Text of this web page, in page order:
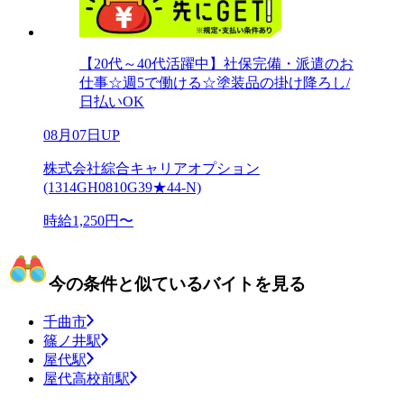
【20代～40代活躍中】社保完備・派遣のお
仕事☆週5で働ける☆塗装品の掛け降ろし/
日払いOK
08月07日UP
株式会社綜合キャリアオプション
(1314GH0810G39★44-N)
時給1,250円〜
今の条件と似ているバイトを見る
千曲市
篠ノ井駅
屋代駅
屋代高校前駅